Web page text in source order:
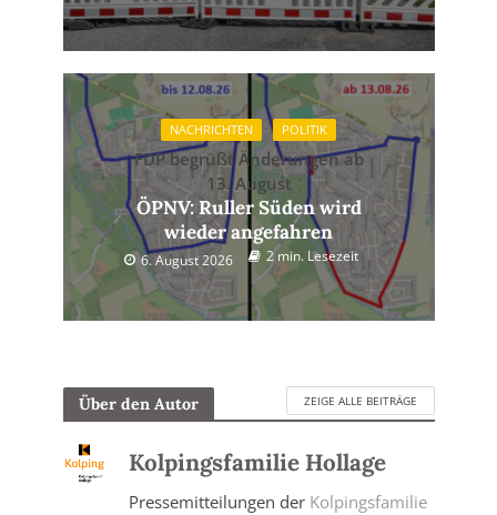
NACHRICHTEN POLITIK
FDP begrüßt Änderungen ab
13. August
ÖPNV: Ruller Süden wird
wieder angefahren
6. August 2026 2 min. Lesezeit
Über den Autor ZEIGE ALLE BEITRÄGE
Kolpingsfamilie Hollage
Pressemitteilungen der Kolpingsfamilie